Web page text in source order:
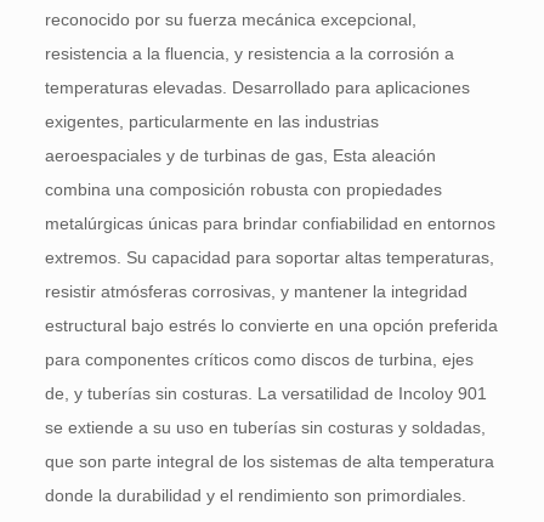
reconocido por su fuerza mecánica excepcional,
resistencia a la fluencia, y resistencia a la corrosión a
temperaturas elevadas. Desarrollado para aplicaciones
exigentes, particularmente en las industrias
aeroespaciales y de turbinas de gas, Esta aleación
combina una composición robusta con propiedades
metalúrgicas únicas para brindar confiabilidad en entornos
extremos. Su capacidad para soportar altas temperaturas,
resistir atmósferas corrosivas, y mantener la integridad
estructural bajo estrés lo convierte en una opción preferida
para componentes críticos como discos de turbina, ejes
de, y tuberías sin costuras. La versatilidad de Incoloy 901
se extiende a su uso en tuberías sin costuras y soldadas,
que son parte integral de los sistemas de alta temperatura
donde la durabilidad y el rendimiento son primordiales.